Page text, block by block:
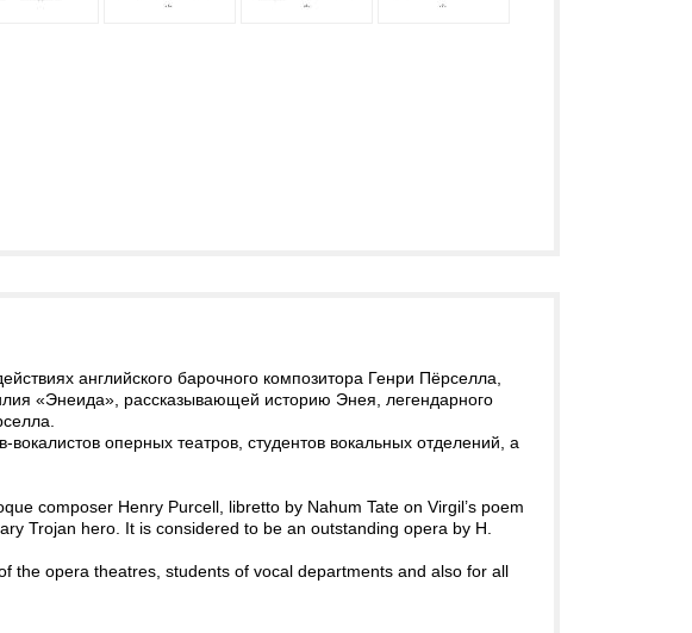
английского барочного композитора Генри Пёрселла,
«Энеида», рассказывающей историю Энея, легендарного
оперных театров, студентов вокальных отделений, а
composer Henry Purcell, libretto by Nahum Tate on Virgil’s poem
Trojan hero. It is considered to be an outstanding opera by H.
the opera theatres, students of vocal departments and also for all